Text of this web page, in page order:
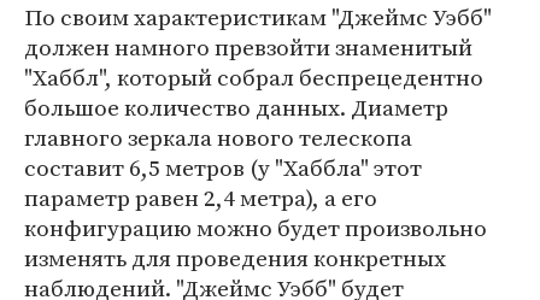
По своим характеристикам "Джеймс Уэбб"
должен намного превзойти знаменитый
"Хаббл", который собрал беспрецедентно
большое количество данных. Диаметр
главного зеркала нового телескопа
составит 6,5 метров (у "Хаббла" этот
параметр равен 2,4 метра), а его
конфигурацию можно будет произвольно
изменять для проведения конкретных
наблюдений. "Джеймс Уэбб" будет